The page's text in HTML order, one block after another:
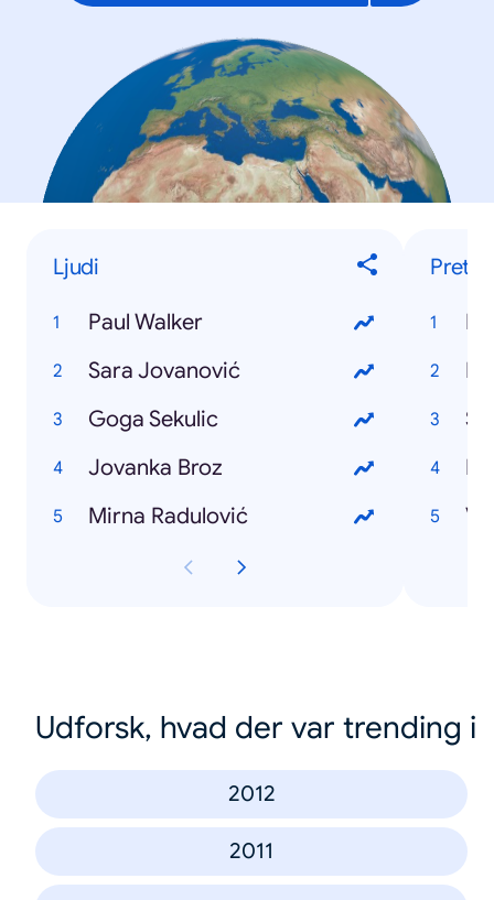
Ljudi
Paul Walker
Sara Jovanović
Goga Sekulic
Jovanka Broz
Mirna Radulović
Udforsk, hvad der var trending i
2012
2011